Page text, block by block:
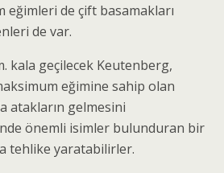
eğimleri de çift basamakları
de var.
kala geçilecek Keutenberg,
eğimine sahip olan
atakların gelmesini
önemli isimler bulunduran bir
tehlike yaratabilirler.